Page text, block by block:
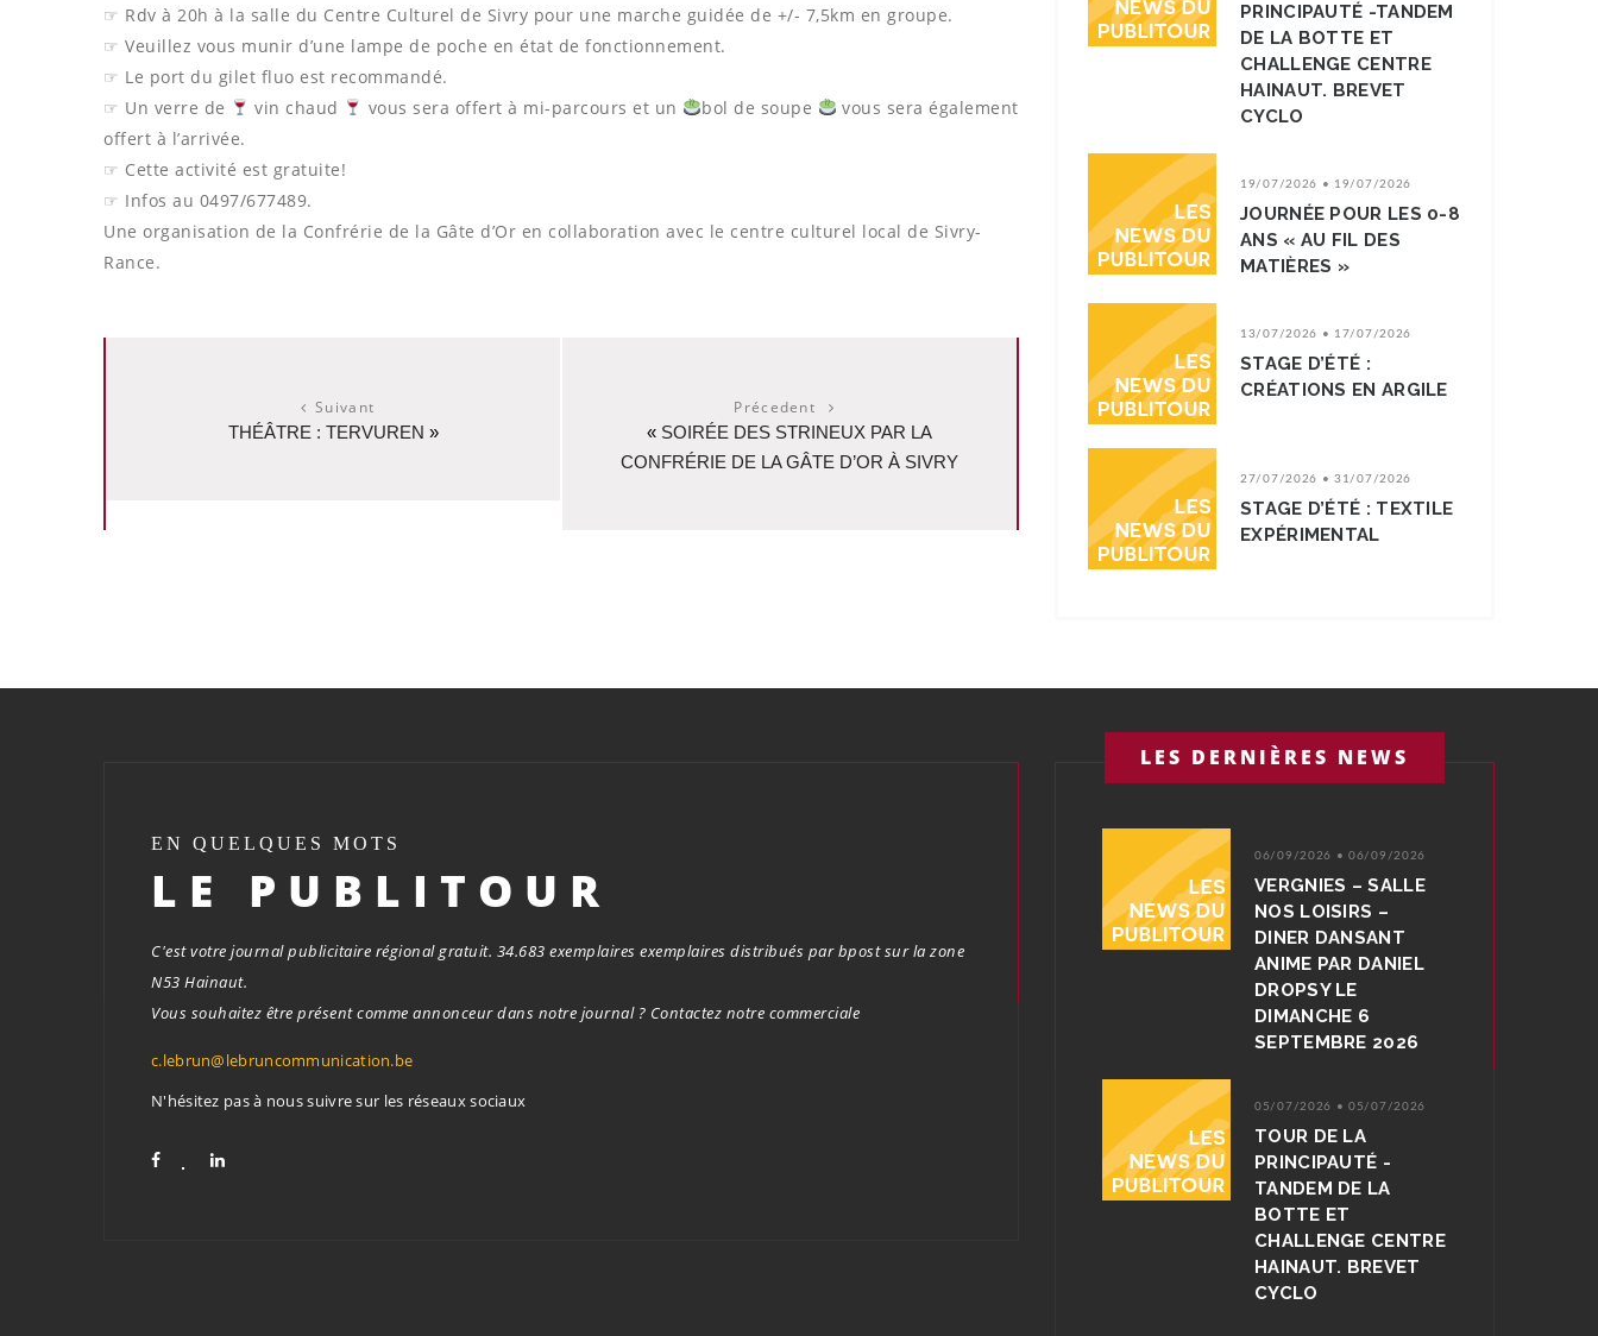
☞ Rdv à 20h à la salle du Centre Culturel de Sivry pour une marche guidée de +/- 7,5km en groupe.
☞ Veuillez vous munir d’une lampe de poche en état de fonctionnement.
☞ Le port du gilet fluo est recommandé.
☞ Un verre de
vin chaud vous sera offert à mi-parcours et un bol de soupe
vous sera également
offert à l’arrivée.
☞ Cette activité est gratuite!
☞ Infos au 0497/677489.
Une organisation de la Confrérie de la Gâte d’Or en collaboration avec le centre culturel local de Sivry-
Rance.
Suivant
THÉÂTRE : TERVUREN »
Précedent
« SOIRÉE DES STRINEUX PAR LA
CONFRÉRIE DE LA GÂTE D’OR À SIVRY
PRINCIPAUTÉ -TANDEM
DE LA BOTTE ET
CHALLENGE CENTRE
HAINAUT. BREVET
CYCLO
19/07/2026 • 19/07/2026
JOURNÉE POUR LES 0-8
ANS « AU FIL DES
MATIÈRES »
13/07/2026 • 17/07/2026
STAGE D’ÉTÉ :
CRÉATIONS EN ARGILE
27/07/2026 • 31/07/2026
STAGE D’ÉTÉ : TEXTILE
EXPÉRIMENTAL
EN QUELQUES MOTS
LE PUBLITOUR
C'est votre journal publicitaire régional gratuit. 34.683 exemplaires exemplaires distribués par bpost sur la zone
N53 Hainaut.
Vous souhaitez être présent comme annonceur dans notre journal ? Contactez notre commerciale
c.lebrun@lebruncommunication.be
N'hésitez pas à nous suivre sur les réseaux sociaux
LES DERNIÈRES NEWS
06/09/2026 • 06/09/2026
VERGNIES – SALLE
NOS LOISIRS –
DINER DANSANT
ANIME PAR DANIEL
DROPSY LE
DIMANCHE 6
SEPTEMBRE 2026
05/07/2026 • 05/07/2026
TOUR DE LA
PRINCIPAUTÉ -
TANDEM DE LA
BOTTE ET
CHALLENGE CENTRE
HAINAUT. BREVET
CYCLO